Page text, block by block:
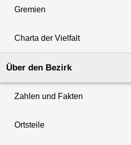
Gremien
Charta der Vielfalt
Über den Bezirk
Zahlen und Fakten
Ortsteile